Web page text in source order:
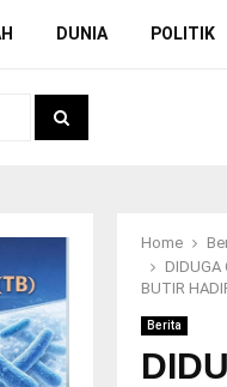
DUNIA POLITIK
Home
DIDUGA
BUTIR
Berita